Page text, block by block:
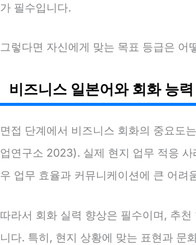
가 필수입니다.
그렇다면 자신에게 맞는 목표 등급은 어
비즈니스 일본어와 회화 능력
면접 단계에서 비즈니스 회화의 중요도는
업연구소 2023). 실제 현지 업무 적응
우 업무 효율과 커뮤니케이션에 큰 어려
따라서 회화 실력 향상은 필수이며, 추
니다. 특히, 현지 상황에 맞는 표현과 문